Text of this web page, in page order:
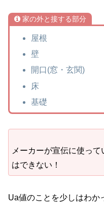
家の外と接する部分
屋根
壁
開口(窓・玄関)
床
基礎
メーカーが宣伝に使っ
はできない！
Ua値のことを少しはわか